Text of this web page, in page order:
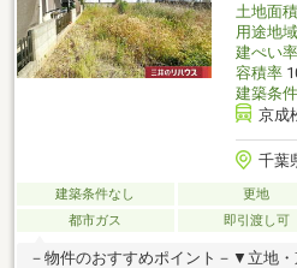
土地面積
用途地域
建ぺい率
容積率
建築条件
京成
千葉
建築条件なし 更地
都市ガス
即引渡し可
－物件のおすすめポイント－▼立地・